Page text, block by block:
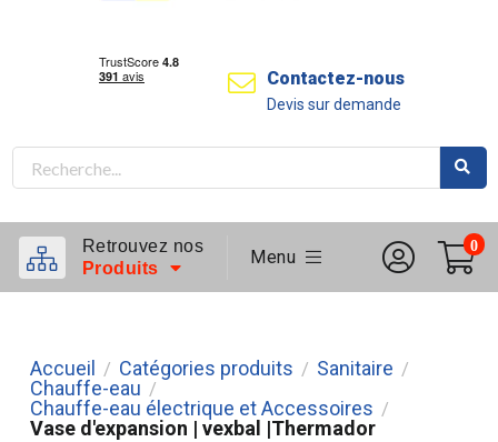
Contactez-nous
Devis sur demande
Retrouvez nos
Produits
Menu
0
Accueil / Catégories produits / Sanitaire /
Chauffe-eau /
Chauffe-eau électrique et Accessoires /
Vase d'expansion | vexbal |Thermador